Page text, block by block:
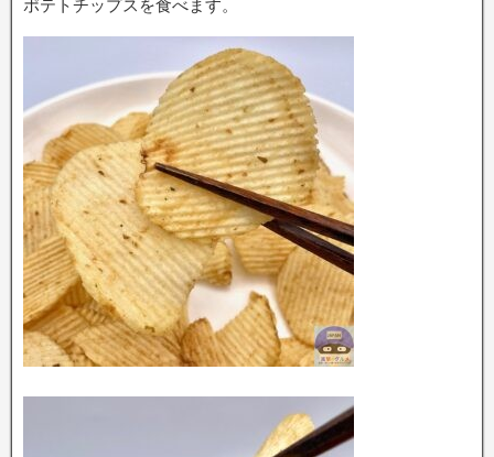
ポテトチップスを食べます。